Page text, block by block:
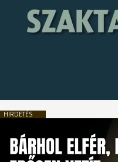
HIRDETÉS